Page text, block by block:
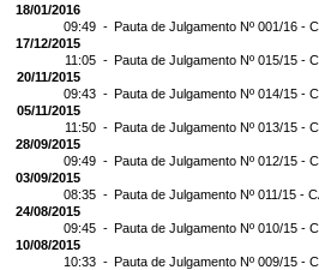
18/01/2016
09:49 - Pauta de Julgamento Nº 001/16 -
17/12/2015
11:05 - Pauta de Julgamento Nº 015/15 -
20/11/2015
09:43 - Pauta de Julgamento Nº 014/15 -
05/11/2015
11:50 - Pauta de Julgamento Nº 013/15 -
28/09/2015
09:49 - Pauta de Julgamento Nº 012/15 -
03/09/2015
08:35 - Pauta de Julgamento Nº 011/15 -
24/08/2015
09:45 - Pauta de Julgamento Nº 010/15 -
10/08/2015
10:33 - Pauta de Julgamento Nº 009/15 -